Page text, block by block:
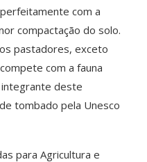
com a
compactação do solo.
pastadores, exceto
com a fauna
integrante deste
tombado pela Unesco
para Agricultura e